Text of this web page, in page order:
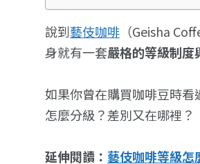
說到藝伎咖啡 （Geisha
身就有一套嚴格的等級制度
如果你曾在購買咖啡豆時看
怎麼分級？差別又在哪裡？
延伸閱讀： 藝伎咖啡等級怎